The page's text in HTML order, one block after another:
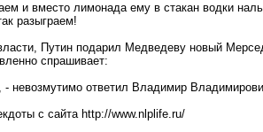
и вместо лимонада ему в стакан водки
разыграем!
Путин подарил Медведеву новый
спрашивает:
невозмутимо ответил Владимир
с сайта http://www.nlplife.ru/